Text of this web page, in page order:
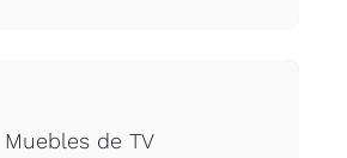
Muebles de TV